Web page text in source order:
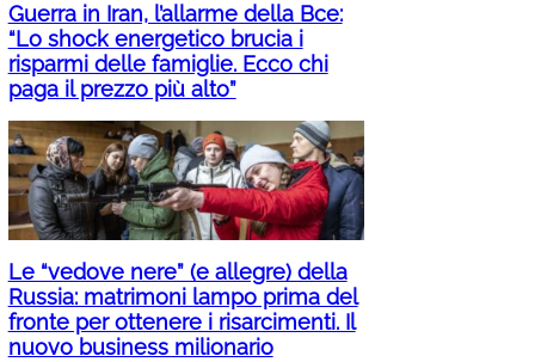
Guerra in Iran, l’allarme della Bce:
“Lo shock energetico brucia i
risparmi delle famiglie. Ecco chi
paga il prezzo più alto”
Le “vedove nere” (e allegre) della
Russia: matrimoni lampo prima del
fronte per ottenere i risarcimenti. Il
nuovo business milionario